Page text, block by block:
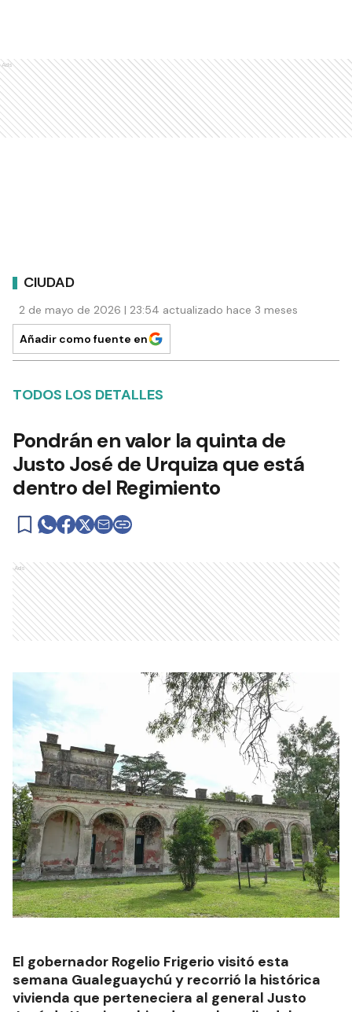
Ads
CIUDAD
2 de mayo de 2026 | 23:54 actualizado hace 3 meses
Añadir como fuente en
TODOS LOS DETALLES
Pondrán en valor la quinta de
Justo José de Urquiza que está
dentro del Regimiento
Ads
El gobernador Rogelio Frigerio visitó esta
semana Gualeguaychú y recorrió la histórica
vivienda que perteneciera al general Justo